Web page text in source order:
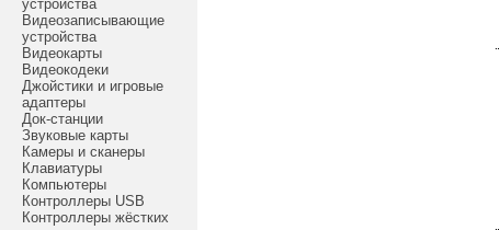
устройства
Видеозаписывающие
устройства
Видеокарты
Видеокодеки
Джойстики и игровые
адаптеры
Док-станции
Звуковые карты
Камеры и сканеры
Клавиатуры
Компьютеры
Контроллеры USB
Контроллеры жёстких